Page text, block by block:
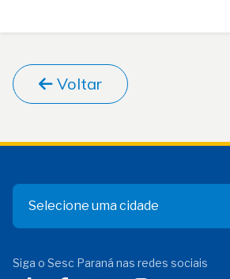
Voltar
Selecione uma cidade
Siga o Sesc Paraná nas redes sociais